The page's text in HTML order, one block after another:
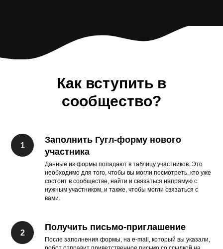
Как вступить в
сообщество?
Заполнить Гугл-форму нового
участника
Данные из формы попадают в таблицу участников. Это
необходимо для того, чтобы вы могли посмотреть, кто уже
состоит в сообществе, найти и связаться напрямую с
нужным участником, и также, чтобы могли связаться с
вами.
Получить письмо-приглашение
После заполнения формы, на e-mail, который вы указали,